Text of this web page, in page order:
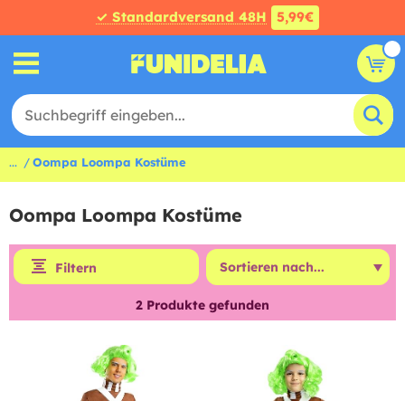
✓ Standardversand 48H 5,99€
... Oompa Loompa Kostüme
Oompa Loompa Kostüme
Filtern
2 Produkte gefunden